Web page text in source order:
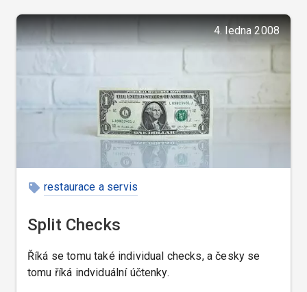
4. ledna 2008
restaurace a servis
Split Checks
Říká se tomu také individual checks, a česky se
tomu říká indviduální účtenky.